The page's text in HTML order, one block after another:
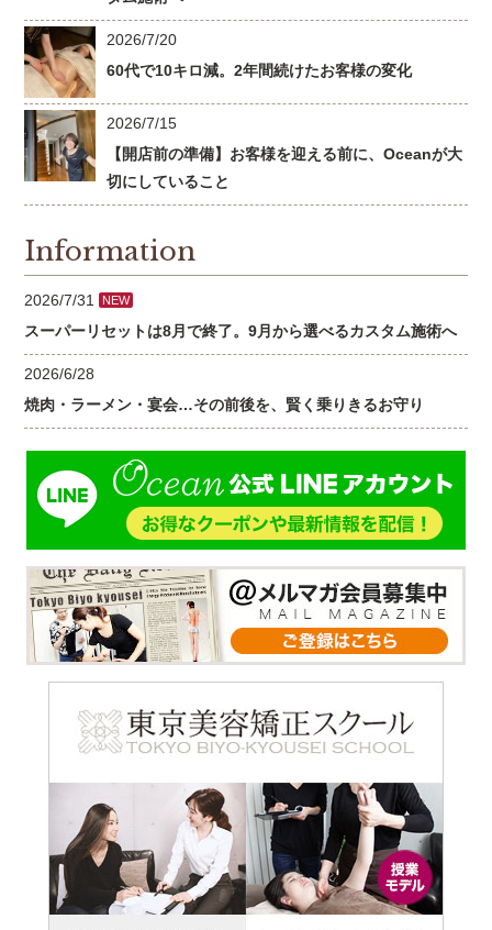
2026/7/20
60代で10キロ減。2年間続けたお客様の変化
2026/7/15
【開店前の準備】お客様を迎える前に、Oceanが大
切にしていること
Information
2026/7/31 NEW
スーパーリセットは8月で終了。9月から選べるカスタム施術へ
2026/6/28
焼肉・ラーメン・宴会…その前後を、賢く乗りきるお守り